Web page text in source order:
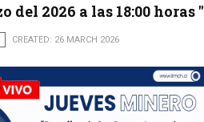
del 2026 a las 18:00 horas "
CREATED: 26 MARCH 2026